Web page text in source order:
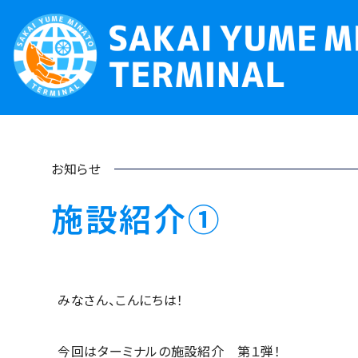
お知らせ
施設紹介①
みなさん、こんにちは！
今回はターミナルの施設紹介 第１弾！